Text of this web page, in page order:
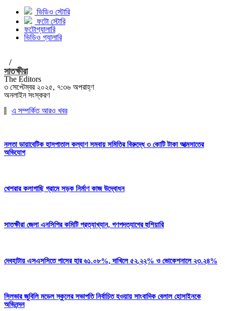
ভিডিও স্টোরি
ফটো স্টোরি
ফটোগ্যালারি
ভিডিও গ্যালারি
/
সাতক্ষীরা
The Editors
৩ সেপ্টেম্বর ২০২৫, ৭:৩৬ অপরাহ্ণ
অনলাইন সংস্করণ
এ সম্পর্কিত আরও খবর
নলতা ডায়াবেটিক হাসপাতাল কল্যাণ সমবায় সমিতির বিরুদ্ধে ৩ কোটি টাকা আত্মসাতের
অভিযোগ
খেশরার কলাগাছি গ্রামে সড়ক নির্মাণ কাজ উদ্বোধন
সাতক্ষীরা জেলা এনসিপির কমিটি প্রত্যাখ্যান, গণপদত্যাগের হুশিয়ারি
দেবহাটায় এসএসসিতে পাসের হার ৬১.০৮%, দাখিলে ৫২.২২% ও ভোকেশনালে ২৩.২৪%
সিলভার জুবিলি মডেল স্কুলের সভাপতি নির্বাচিত হওয়ায় সাংবাদিক বেলাল হোসাইনকে
অভিনন্দন